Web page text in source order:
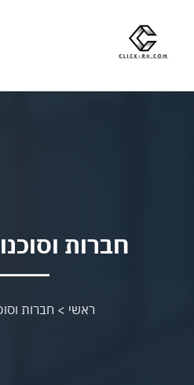
חברות
ראשי > חברות